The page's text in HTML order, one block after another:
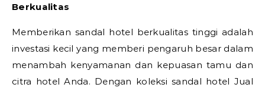
Berkualitas
Memberikan sandal hotel berkualitas tinggi adalah
investasi kecil yang memberi pengaruh besar dalam
menambah kenyamanan dan kepuasan tamu dan
citra hotel Anda. Dengan koleksi sandal hotel Jual